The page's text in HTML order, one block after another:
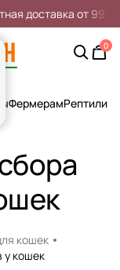
доставка от 999р
0
ФермерамРептилии
кошек
у кошек